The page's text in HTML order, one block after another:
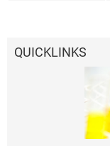
QUICKLINKS